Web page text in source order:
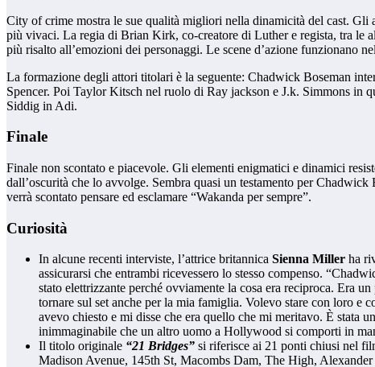
City of crime mostra le sue qualità migliori nella dinamicità del cast. Gli
più vivaci. La regia di Brian Kirk, co-creatore di Luther e regista, tra le
più risalto all’emozioni dei personaggi. Le scene d’azione funzionano
La formazione degli attori titolari è la seguente: Chadwick Boseman
Spencer. Poi Taylor Kitsch nel ruolo di Ray jackson e J.k. Simmons in
Siddig in Adi.
Finale
Finale non scontato e piacevole. Gli elementi enigmatici e dinamici
dall’oscurità che lo avvolge. Sembra quasi un testamento per
verrà scontato pensare ed esclamare “Wakanda per sempre”.
Curiosità
In alcune recenti interviste, l’attrice britannica Sienna Miller ha
assicurarsi che entrambi ricevessero lo stesso compenso.
stato elettrizzante perché ovviamente la cosa era reciproca. Era
tornare sul set anche per la mia famiglia. Volevo stare con loro e
avevo chiesto e mi disse che era quello che mi meritavo. È stata
inimmaginabile che un altro uomo a Hollywood si comporti in
Il titolo originale “21 Bridges” si riferisce ai 21 ponti chiusi nel
Madison Avenue, 145th St, Macombs Dam, The High,